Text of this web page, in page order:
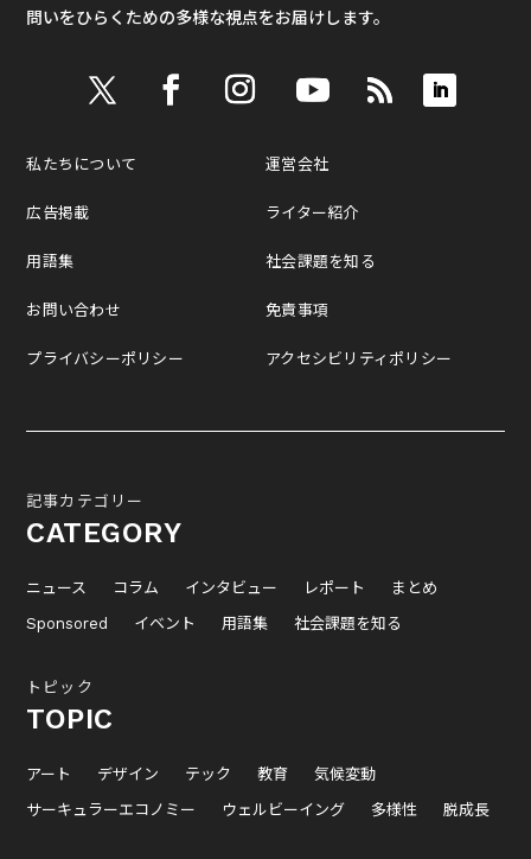
問いをひらくための多様な視点をお届けします。
私たちについて
広告掲載
用語集
お問い合わせ
プライバシーポリシー
運営会社
ライター紹介
社会課題を知る
免責事項
アクセシビリティポリシー
記事カテゴリー
CATEGORY
ニュース コラム インタビュー レポート
まとめ
Sponsored
イベント 用語集 社会課題を知る
トピック
TOPIC
アート デザイン テック 教育
気候変動
サーキュラーエコノミー
ウェルビーイング 多様性 脱成長